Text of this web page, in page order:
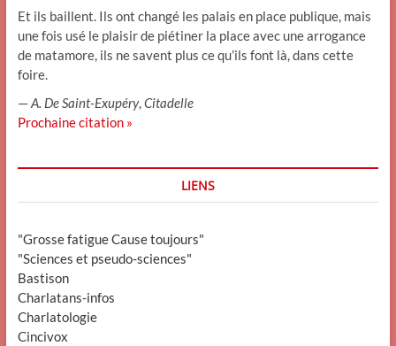
Et ils baillent. Ils ont changé les palais en place publique, mais
une fois usé le plaisir de piétiner la place avec une arrogance
de matamore, ils ne savent plus ce qu’ils font là, dans cette
foire.
—A. De Saint-Exupéry,Citadelle
Prochaine citation »
LIENS
"Grosse fatigue Cause toujours"
"Sciences et pseudo-sciences"
Bastison
Charlatans-infos
Charlatologie
Cincivox